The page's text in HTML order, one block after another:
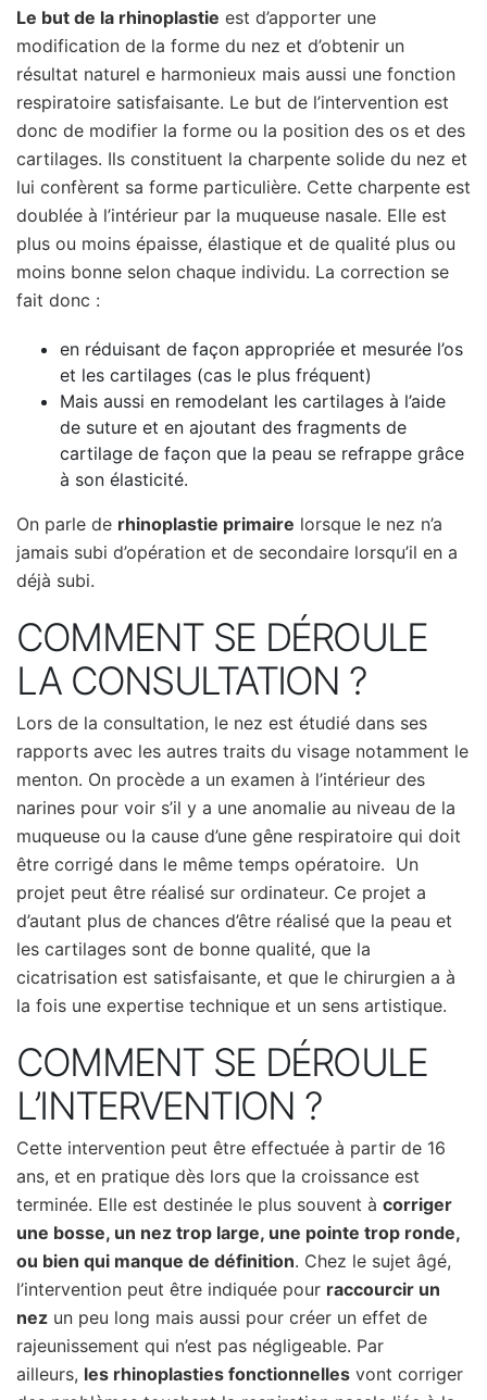
Le but de la rhinoplastie est d’apporter une
modification de la forme du nez et d’obtenir un
résultat naturel e harmonieux mais aussi une fonction
respiratoire satisfaisante. Le but de l’intervention est
donc de modifier la forme ou la position des os et des
cartilages. Ils constituent la charpente solide du nez et
lui confèrent sa forme particulière. Cette charpente est
doublée à l’intérieur par la muqueuse nasale. Elle est
plus ou moins épaisse, élastique et de qualité plus ou
moins bonne selon chaque individu. La correction se
fait donc :
en réduisant de façon appropriée et mesurée l’os
et les cartilages (cas le plus fréquent)
Mais aussi en remodelant les cartilages à l’aide
de suture et en ajoutant des fragments de
cartilage de façon que la peau se refrappe grâce
à son élasticité.
On parle de rhinoplastie primaire lorsque le nez n’a
jamais subi d’opération et de secondaire lorsqu’il en a
déjà subi.
COMMENT SE DÉROULE
LA CONSULTATION ?
Lors de la consultation, le nez est étudié dans ses
rapports avec les autres traits du visage notamment le
menton. On procède a un examen à l’intérieur des
narines pour voir s’il y a une anomalie au niveau de la
muqueuse ou la cause d’une gêne respiratoire qui doit
être corrigé dans le même temps opératoire. Un
projet peut être réalisé sur ordinateur. Ce projet a
d’autant plus de chances d’être réalisé que la peau et
les cartilages sont de bonne qualité, que la
cicatrisation est satisfaisante, et que le chirurgien a à
la fois une expertise technique et un sens artistique.
COMMENT SE DÉROULE
L’INTERVENTION ?
Cette intervention peut être effectuée à partir de 16
ans, et en pratique dès lors que la croissance est
terminée. Elle est destinée le plus souvent à corriger
une bosse, un nez trop large, une pointe trop ronde,
ou bien qui manque de définition. Chez le sujet âgé,
l’intervention peut être indiquée pour raccourcir un
nez un peu long mais aussi pour créer un effet de
rajeunissement qui n’est pas négligeable. Par
ailleurs, les rhinoplasties fonctionnelles vont corriger